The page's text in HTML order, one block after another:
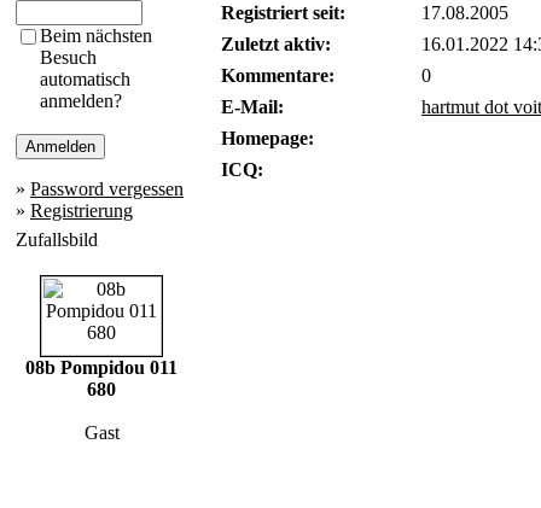
Beim nächsten
Besuch
automatisch
anmelden?
» Password vergessen
» Registrierung
Zufallsbild
08b Pompidou 011
680
Gast
Registriert seit:
17.08.2005
Zuletzt aktiv:
16.01.2022
Kommentare:
0
E-Mail:
hartmut dot
Homepage:
ICQ: